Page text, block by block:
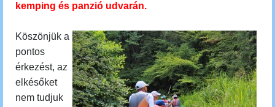
kemping és panzió udvarán.
Köszönjük a
pontos
érkezést, az
elkésőket
nem tudjuk